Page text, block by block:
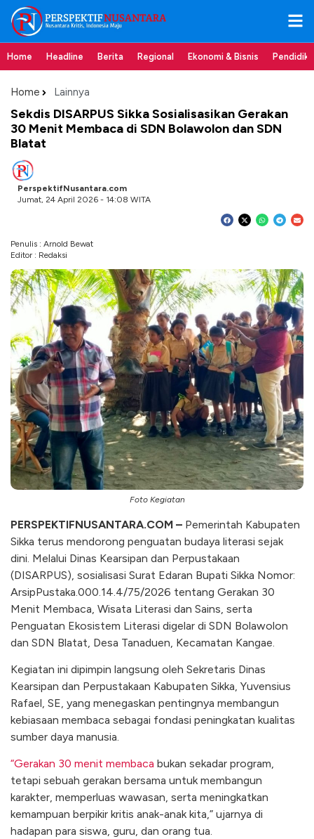
Home Headline Berita Regional Ekonomi & Bisnis
Home Lainnya
Sekdis DISARPUS Sikka Sosialisasikan Gerakan
30 Menit Membaca di SDN Bolawolon dan SDN
Blatat
PerspektifNusantara.com
Jumat, 24 April 2026 - 14:08 WITA
Penulis : Arnold Bewat
Editor : Redaksi
Foto Kegiatan
PERSPEKTIFNUSANTARA.COM – Pemerintah Kabupaten
Sikka terus mendorong penguatan budaya literasi sejak
dini. Melalui Dinas Kearsipan dan Perpustakaan
(DISARPUS), sosialisasi Surat Edaran Bupati Sikka Nomor:
ArsipPustaka.000.14.4/75/2026 tentang Gerakan 30
Menit Membaca, Wisata Literasi dan Sains, serta
Penguatan Ekosistem Literasi digelar di SDN Bolawolon
dan SDN Blatat, Desa Tanaduen, Kecamatan Kangae.
Kegiatan ini dipimpin langsung oleh Sekretaris Dinas
Kearsipan dan Perpustakaan Kabupaten Sikka, Yuvensius
Rafael, SE, yang menegaskan pentingnya membangun
kebiasaan membaca sebagai fondasi peningkatan kualitas
sumber daya manusia.
“Gerakan 30 menit membaca bukan sekadar program,
tetapi sebuah gerakan bersama untuk membangun
karakter, memperluas wawasan, serta meningkatkan
kemampuan berpikir kritis anak-anak kita,” ujarnya di
hadapan para siswa, guru, dan orang tua.